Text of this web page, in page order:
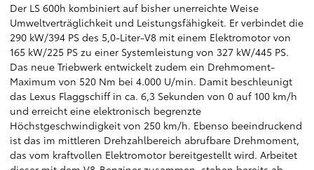
Der LS 600h kombiniert auf bisher unerreichte Weise
Umweltverträglichkeit und Leistungsfähigkeit. Er verbindet die
290 kW/394 PS des 5,0-Liter-V8 mit einem Elektromotor von
165 kW/225 PS zu einer Systemleistung von 327 kW/445 PS.
Das neue Triebwerk entwickelt zudem ein Drehmoment-
Maximum von 520 Nm bei 4.000 U/min. Damit beschleunigt
das Lexus Flaggschiff in ca. 6,3 Sekunden von 0 auf 100 km/h
und erreicht eine elektronisch begrenzte
Höchstgeschwindigkeit von 250 km/h. Ebenso beeindruckend
ist das im mittleren Drehzahlbereich abrufbare Drehmoment,
das vom kraftvollen Elektromotor bereitgestellt wird. Arbeitet